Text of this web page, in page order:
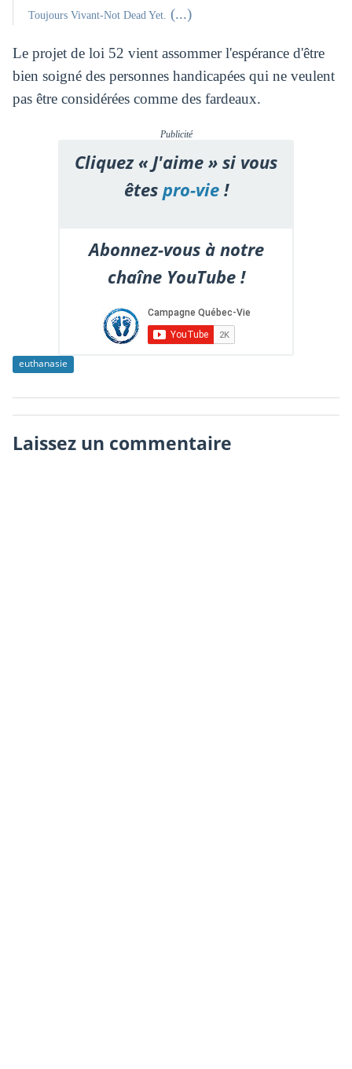
Toujours Vivant-Not Dead Yet. (...)
Le projet de loi 52 vient assommer l'espérance d'être
bien soigné des personnes handicapées qui ne veulent
pas être considérées comme des fardeaux.
Publicité
Cliquez « J'aime » si vous
êtespro-vie!
Abonnez-vous à notre
chaîne YouTube !
euthanasie
Laissez un commentaire